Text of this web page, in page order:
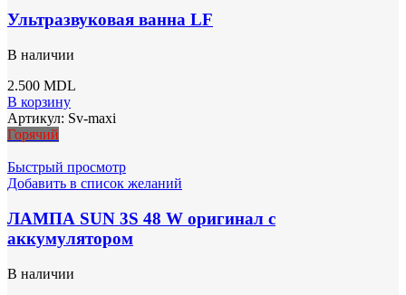
Ультразвуковая ванна LF
В наличии
2.500 MDL
В корзину
Артикул: Sv-maxi
Горячий
Быстрый просмотр
Добавить в список желаний
ЛАМПА SUN 3S 48 W оригинал с
аккумулятором
В наличии